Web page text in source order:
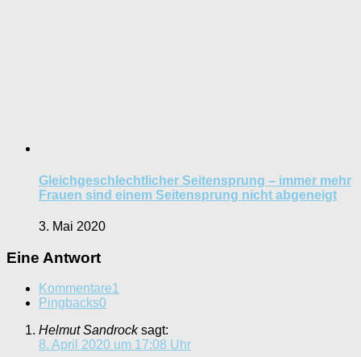
Gleichgeschlechtlicher Seitensprung – immer mehr
Frauen sind einem Seitensprung nicht abgeneigt
3. Mai 2020
Eine Antwort
Kommentare1
Pingbacks0
Helmut Sandrock sagt:
8. April 2020 um 17:08 Uhr